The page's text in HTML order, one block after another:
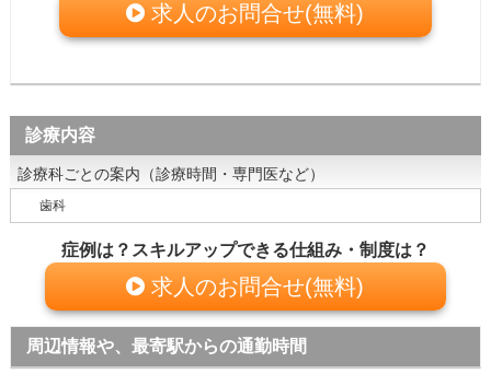
求人のお問合せ(無料)
診療内容
診療科ごとの案内（診療時間・専門医など）
歯科
症例は？スキルアップできる仕組み・制度は？
求人のお問合せ(無料)
周辺情報や、最寄駅からの通勤時間